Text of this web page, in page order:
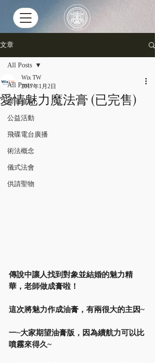
文章
All Posts
泰國修行
公益活動
飛碟電台廣播
術法概念
儀式法會
供請聖物
All Posts
愛情魅力魔法膏 (已完售)
Wix TW
2017年1月2日
傳說中讓人找到對象並結婚的魅力精
華，老師做成膏啦！
這次將魅力作成油膏，有兩很大的主因~
一~大家期望油膏版，因為續航力可以比
噴霧來得久~